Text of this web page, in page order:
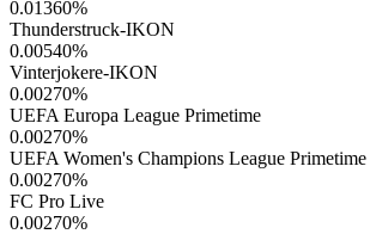
0.01360%
Thunderstruck-IKON
0.00540%
Vinterjokere-IKON
0.00270%
UEFA Europa League Primetime
0.00270%
UEFA Women's Champions League Primetime
0.00270%
FC Pro Live
0.00270%